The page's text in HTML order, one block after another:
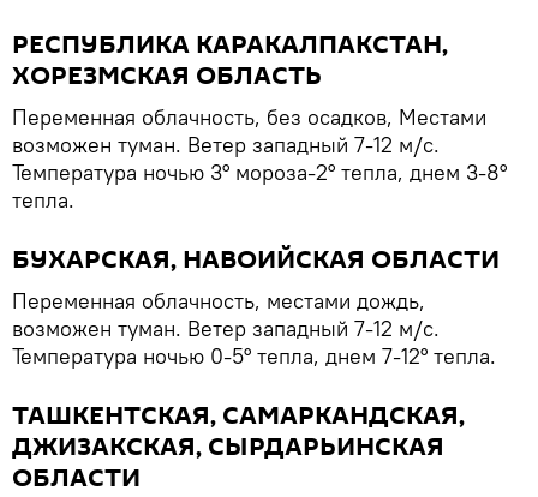
РЕСПУБЛИКА КАРАКАЛПАКСТАН,
ХОРЕЗМСКАЯ ОБЛАСТЬ
Переменная облачность, без осадков, Местами
возможен туман. Ветер западный 7-12 м/с.
Температура ночью 3° мороза-2° тепла, днем 3-8°
тепла.
БУХАРСКАЯ, НАВОИЙСКАЯ ОБЛАСТИ
Переменная облачность, местами дождь,
возможен туман. Ветер западный 7-12 м/с.
Температура ночью 0-5° тепла, днем 7-12° тепла.
ТАШКЕНТСКАЯ, САМАРКАНДСКАЯ,
ДЖИЗАКСКАЯ, СЫРДАРЬИНСКАЯ
ОБЛАСТИ